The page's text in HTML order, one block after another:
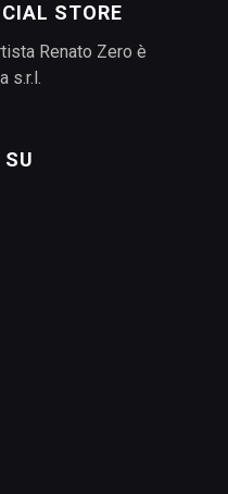
STORE
Renato Zero è
s.r.l.
SU